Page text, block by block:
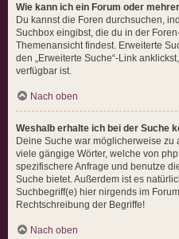
Wie kann ich ein Forum oder
Du kannst die Foren durchsuchen,
Suchbox eingibst, die du in der
Themenansicht findest. Erweiterte
den „Erweiterte Suche“-Link
verfügbar ist.
Nach oben
Weshalb erhalte ich bei der Suche
Deine Suche war möglicherweise
viele gängige Wörter, welche von
spezifischere Anfrage und benutze
Suche bietet. Außerdem ist es
Suchbegriff(e) hier nirgends im
Rechtschreibung der Begriffe!
Nach oben